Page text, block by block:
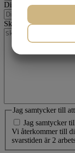
Ditt telefonnummer
Skriv ett meddelande
Jag samtycker till
Jag samtycker
Vi återkommer till
svarstiden är 2